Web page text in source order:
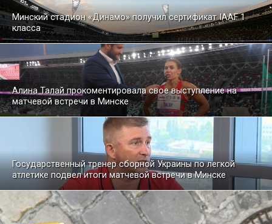
Минский стадион «Динамо» получил сертификат IAAF 1
класса
Алина Талай прокоментировала свое выступление на
матчевой встречи в Минске
Государственный тренер сборной Украины по легкой
атлетике подвел итоги матчевой встречи в Минске